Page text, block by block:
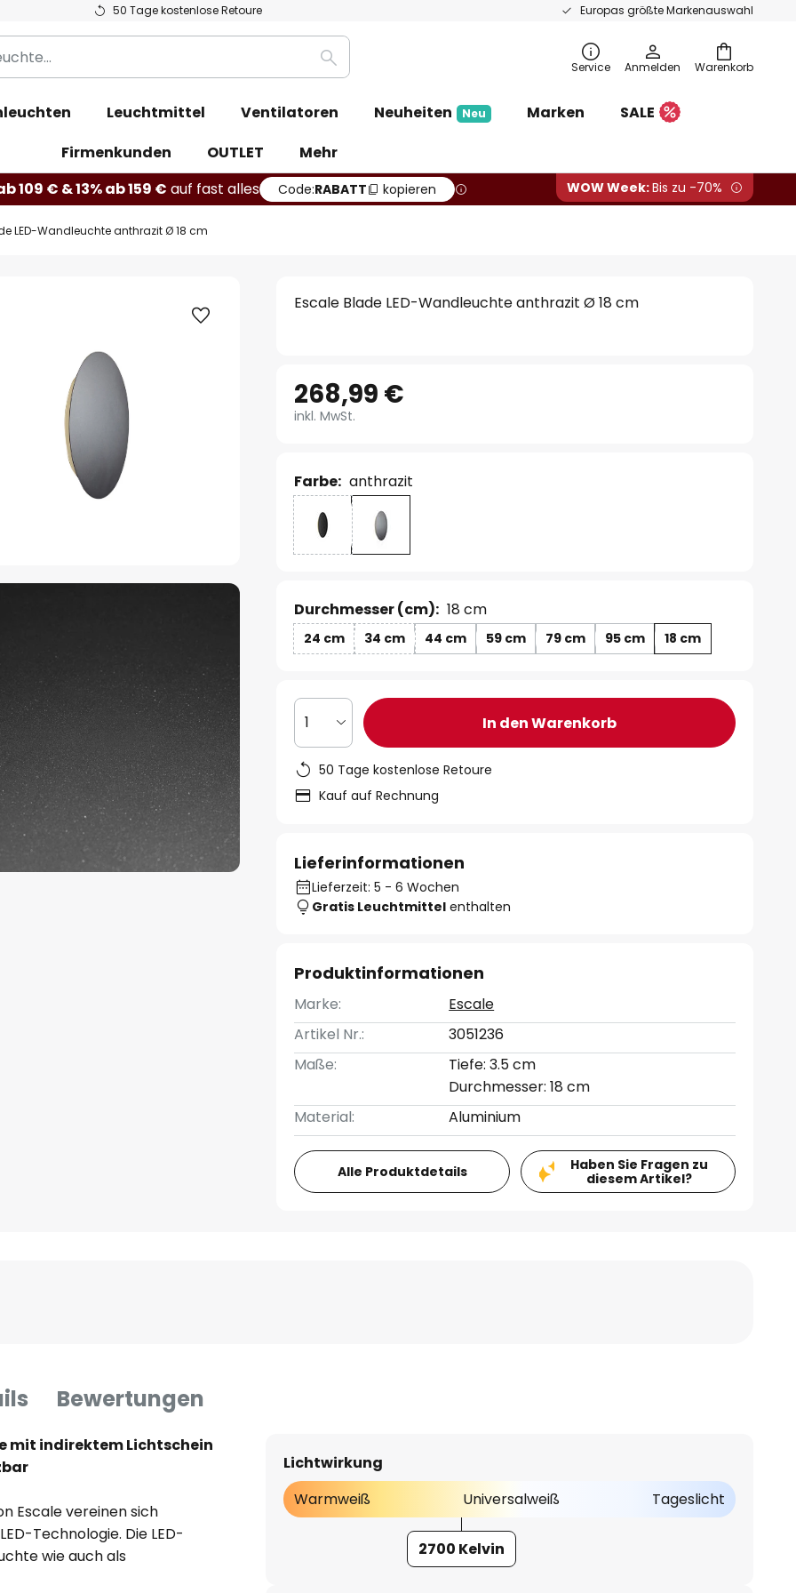
50 Tage kostenlose Retoure Europas größte Markenauswahl
Warenkorb
Suche Service Anmelden
Leuchtmittel Ventilatoren Neuheiten Neu Marken
SALE
Firmenkunden
OUTLET
Mehr
109 € & 13% ab 159 € auf fast alles Code:RABATT kopieren WOW Week:Bis zu -70%
LED-Wandleuchte anthrazit Ø 18 cm
Escale Blade LED-Wandleuchte anthrazit Ø 18 cm
268,99 €
inkl. MwSt.
Farbe: anthrazit
Durchmesser (cm): 18 cm
24 cm 34 cm 44 cm 59 cm 79 cm 95 cm 18 cm
1 In den Warenkorb
50 Tage kostenlose Retoure
Kauf auf Rechnung
Lieferinformationen
Lieferzeit: 5 - 6 Wochen
Gratis Leuchtmittel enthalten
Produktinformationen
Marke:
Escale
Artikel Nr.:
3051236
Maße:
Tiefe: 3.5 cm
Durchmesser: 18 cm
Material:
Aluminium
Alle Produktdetails
Haben Sie Fragen zu
diesem Artikel?
Bewertungen
mit indirektem Lichtschein
Escale vereinen sich
Technologie. Die LED-
wie auch als
Oberfläche der
Lichtwirkung
Warmweiß
Universalweiß Tageslicht
2700 Kelvin